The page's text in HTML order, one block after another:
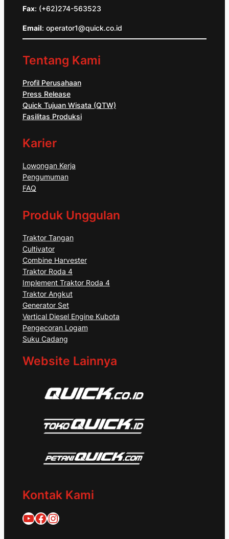
Fax: (+62)274-563523
Email: operator1@quick.co.id
Tentang Kami
Profil Perusahaan
Press Release
Quick Tujuan Wisata (QTW)
Fasilitas Produksi
Karier
Lowongan Kerja
Pengumuman
FAQ
Produk Unggulan
Traktor Tangan
Cultivator
Combine Harvester
Traktor Roda 4
Implement Traktor Roda 4
Traktor Angkut
Generator Set
Vertical Diesel Engine Kubota
Pengecoran Logam
Suku Cadang
Website Lainnya
Kontak Kami
Quick Traktor
Traktor Quick 1953@quicktraktor